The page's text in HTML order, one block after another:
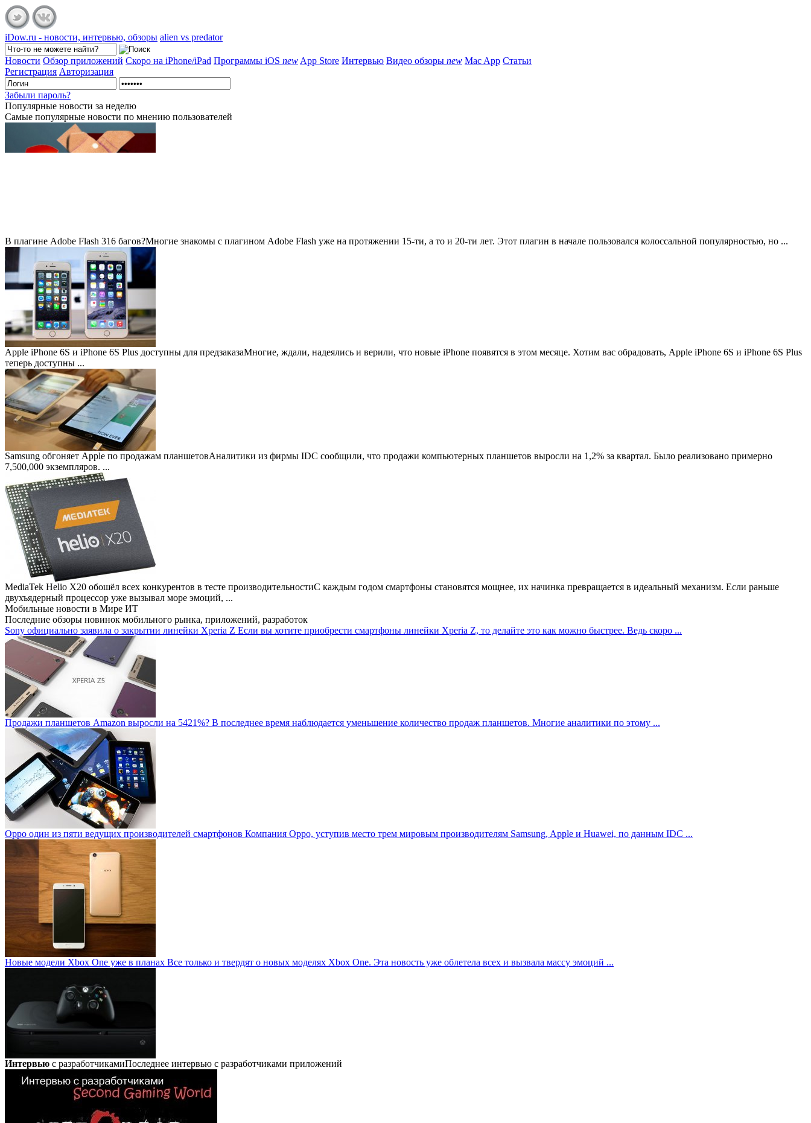
iDow.ru - новости, интервью, обзоры alien vs predator
Новости Обзор приложений Скоро на iPhone/iPad Программы iOS new App Store Интервью Видео обзоры new Mac App Статьи
Регистрация Авторизация
Забыли пароль?
Популярные новости за неделю
Самые популярные новости по мнению пользователей
В плагине Adobe Flash 316 багов?Многие знакомы с плагином Adobe Flash уже на протяжении 15-ти, а то и 20-ти лет. Этот плагин в начале пользовался колоссальной популярностью, но ...
Apple iPhone 6S и iPhone 6S Plus доступны для предзаказаМногие, ждали, надеялись и верили, что новые iPhone появятся в этом месяце. Хотим вас обрадовать, Apple iPhone 6S и iPhone 6S Plus
теперь доступны ...
Samsung обгоняет Apple по продажам планшетовАналитики из фирмы IDC сообщили, что продажи компьютерных планшетов выросли на 1,2% за квартал. Было реализовано примерно
7,500,000 экземпляров. ...
MediaTek Helio X20 обошёл всех конкурентов в тесте производительностиС каждым годом смартфоны становятся мощнее, их начинка превращается в идеальный механизм. Если раньше
двухъядерный процессор уже вызывал море эмоций, ...
Мобильные новости в Мире ИТ
Последние обзоры новинок мобильного рынка, приложений, разработок
Sony официально заявила о закрытии линейки Xperia Z Если вы хотите приобрести смартфоны линейки Xperia Z, то делайте это как можно быстрее. Ведь скоро ...
Продажи планшетов Amazon выросли на 5421%? В последнее время наблюдается уменьшение количество продаж планшетов. Многие аналитики по этому ...
Oppo один из пяти ведущих производителей смартфонов Компания Oppo, уступив место трем мировым производителям Samsung, Apple и Huawei, по данным IDC ...
Новые модели Xbox One уже в планах Все только и твердят о новых моделях Xbox One. Эта новость уже облетела всех и вызвала массу эмоций ...
Интервью с разработчикамиПоследнее интервью с разработчиками приложений